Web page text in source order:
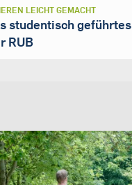
LEICHT GEMACHT
studentisch
RUB